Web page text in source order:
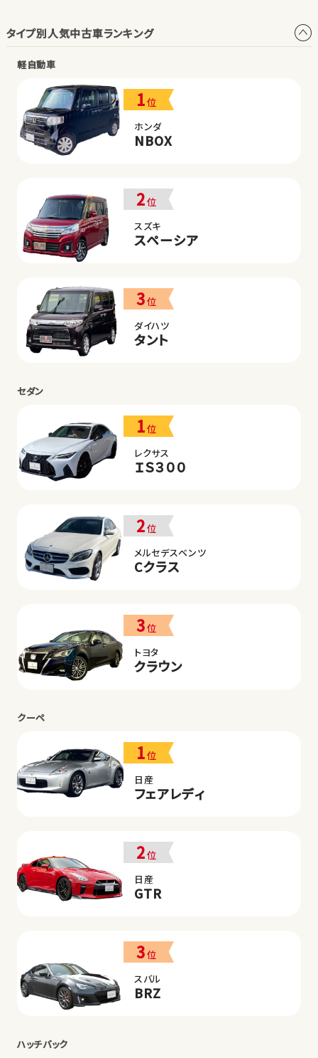
タイプ別人気中古車ランキング
軽自動車
1位
ホンダ
NBOX
2位
スズキ
スペーシア
3位
ダイハツ
タント
セダン
1位
レクサス
ＩＳ３００
2位
メルセデスベンツ
Cクラス
3位
トヨタ
クラウン
クーペ
1位
日産
フェアレディ
2位
日産
GTR
3位
スバル
BRZ
ハッチバック